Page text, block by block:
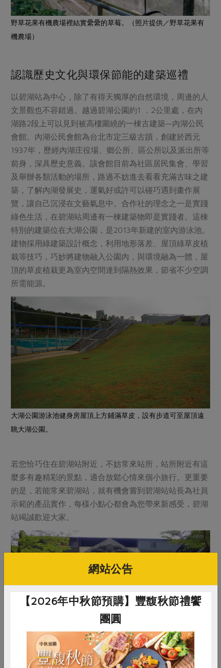
野草花果有機農場裡結實纍纍的草莓。（照片提供／野草花果有
機農場）
認識歷史文化與環保節能的建築巡禮
以碧湖站為中心，除了有得天獨厚的自然環境，周邊的人
文景觀也不容錯過。越過碧湖公園約1 ．2公里處，在內
湖路2段上可以見到被高樓圍繞的一棟古建築—內湖公民
會館。內湖公民會館為台北市定三級古蹟，創建於西元
1937年，歷經內湖庄役場、鄉公所、區公所以及派出所等
前身，深具歷史意義。該會館目前為社區居民集會、學習
及舉辦各類活動的場所，路過不妨進去看看充滿古味之建
築，了解內湖發展史，運氣好或許可以碰巧遇到畫作展
覽，讓自己沉浸在文藝氣息中。合作社的理念之一是實踐
綠色生活，在碧湖站周邊有一棟建築物即是實踐者。這棟
特別的建築位在大湖公園，是2013年新建的室內游泳池。
建物採用綠建築設計概念，利用地形落差、屋頂綠草皮植
栽等技巧，巧妙將建物融入公園內，與環境融為一體，屋
頂的草皮植栽更為室內空間達到隔熱效果，節省不少空調
所需能源。
大湖公園游泳池健身房屋頂上方鋪滿草皮，設有步道可至屋頂遠
眺大湖公園。
若您恰巧住在碧湖站附近，不妨常來站所，站所附近有這
麼多有趣精彩的景點，適合放鬆心情來個小旅行。更重要
的是，若能常來碧湖站，就有機會嘗到碧湖站站長為社員
示範的產品實作，每樣小點心都會為您帶來新感受，碧湖
站竭誠歡迎大家。
網站公告
【2026年中秋節預購】豐馥秋節禮饗
團圓